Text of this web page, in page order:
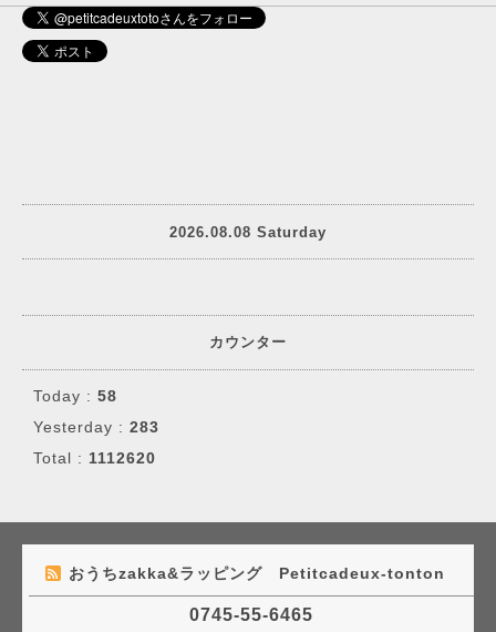
2026.08.08 Saturday
カウンター
Today : 58
Yesterday : 283
Total : 1112620
おうちzakka&ラッピング Petitcadeux-tonton
0745-55-6465